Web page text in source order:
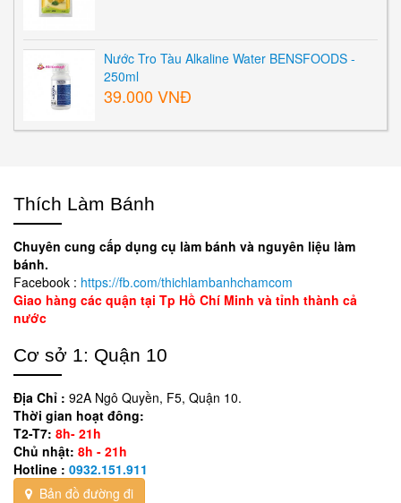
Nước Tro Tàu Alkaline Water BENSFOODS -
250ml
39.000 VNĐ
Thích Làm Bánh
Chuyên cung cấp dụng cụ làm bánh và nguyên liệu làm
bánh.
Facebook : https://fb.com/thichlambanhchamcom
Giao hàng các quận tại Tp Hồ Chí Minh và tỉnh thành cả
nước
Cơ sở 1: Quận 10
Địa Chỉ : 92A Ngô Quyền, F5, Quận 10.
Thời gian hoạt đông:
T2-T7: 8h- 21h
Chủ nhật: 8h - 21h
Hotline : 0932.151.911
Bản đồ đường đi